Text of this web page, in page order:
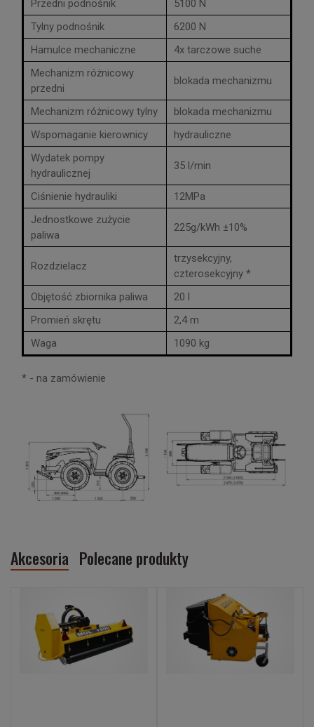
Przedni podnośnik
5100 N
Tylny podnośnik
6200 N
Hamulce mechaniczne
4x tarczowe suche
Mechanizm różnicowy
przedni
blokada mechanizmu
Mechanizm różnicowy tylny
blokada mechanizmu
Wspomaganie kierownicy
hydrauliczne
Wydatek pompy
hydraulicznej
35 l/min
Ciśnienie hydrauliki
12MPa
Jednostkowe zużycie
paliwa
225g/kWh ±10%
Rozdzielacz
trzysekcyjny,
czterosekcyjny *
Objętość zbiornika paliwa
20 l
Promień skrętu
2,4 m
Waga
1090 kg
* - na zamówienie
Akcesoria Polecane produkty